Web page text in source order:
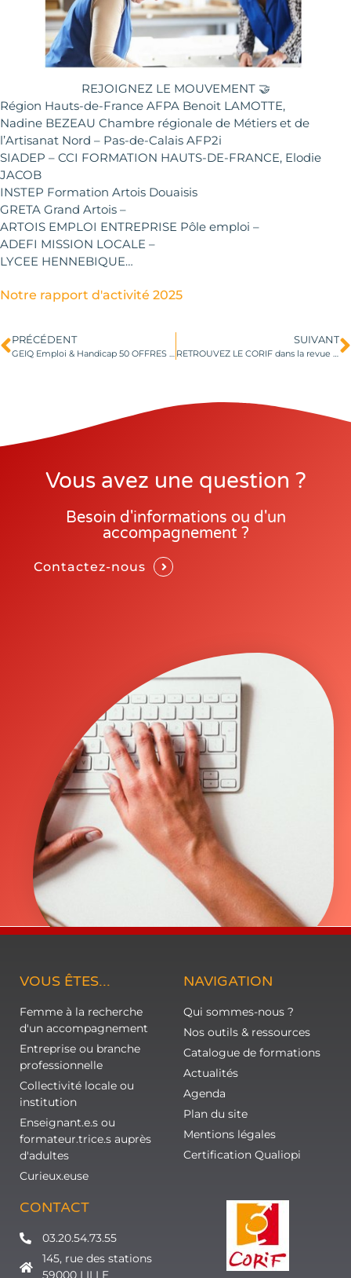
REJOIGNEZ LE MOUVEMENT 🤝
Région Hauts-de-France AFPA Benoit LAMOTTE,
Nadine BEZEAU Chambre régionale de Métiers et de
l’Artisanat Nord – Pas-de-Calais AFP2i
SIADEP – CCI FORMATION HAUTS-DE-FRANCE, Elodie
JACOB
INSTEP Formation Artois Douaisis
GRETA Grand Artois –
ARTOIS EMPLOI ENTREPRISE Pôle emploi –
ADEFI MISSION LOCALE –
LYCEE HENNEBIQUE…
Notre rapport d'activité 2025
PRÉCÉDENT
GEIQ Emploi & Handicap 50 OFFRES D’EMPLOI SONT ENCORE À POURVOIR
SUIVANT
RETROUVEZ LE CORIF dans la revue de la MEL n°30
Vous avez une question ?
Besoin d'informations ou d'un
accompagnement ?
Contactez-nous
VOUS ÊTES...
Femme à la recherche
d'un accompagnement
Entreprise ou branche
professionnelle
Collectivité locale ou
institution
Enseignant.e.s ou
formateur.trice.s auprès
d'adultes
Curieux.euse
NAVIGATION
Qui sommes-nous ?
Nos outils & ressources
Catalogue de formations
Actualités
Agenda
Plan du site
Mentions légales
Certification Qualiopi
CONTACT
03.20.54.73.55
145, rue des stations
59000 LILLE